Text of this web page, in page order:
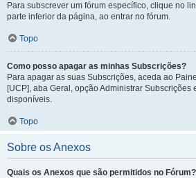
Para subscrever um fórum específico, clique no
parte inferior da página, ao entrar no fórum.
Topo
Como posso apagar as minhas Subscrições?
Para apagar as suas Subscrições, aceda ao
[UCP], aba Geral, opção Administrar Subscrições
disponíveis.
Topo
Sobre os Anexos
Quais os Anexos que são permitidos no Fórum?